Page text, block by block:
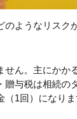
ようなリスク
ん。主にかか
贈与税は相続
1回）になり